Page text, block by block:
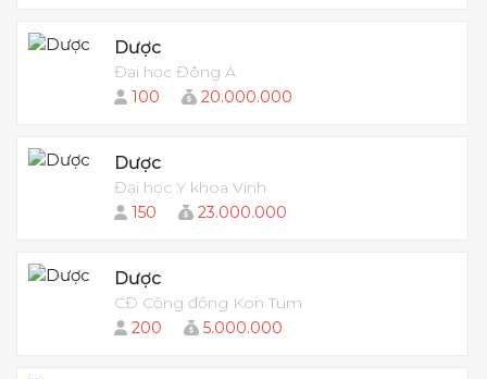
Dược
Đại học Đông Á
100
20.000.000
Dược
Đại học Y khoa Vinh
150
23.000.000
Dược
CĐ Cộng đồng Kon Tum
200
5.000.000